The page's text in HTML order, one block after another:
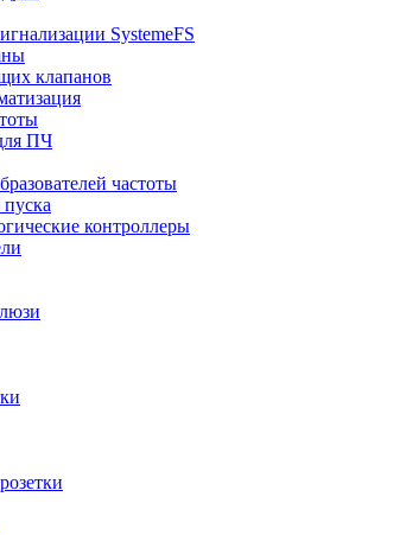
SystemeFS
клапанов
ПЧ
частоты
контроллеры